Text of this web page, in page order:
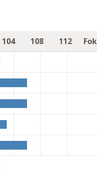
104 108 112